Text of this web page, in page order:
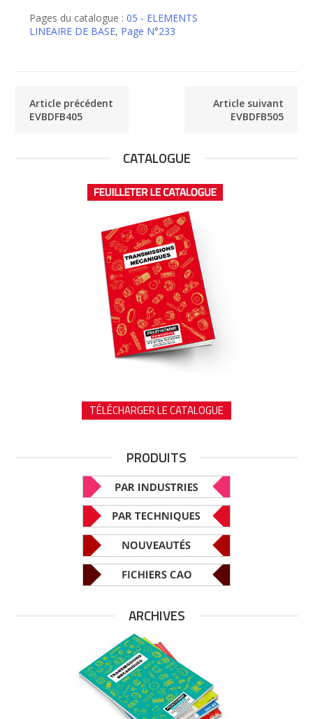
Pages du catalogue :05 - ELEMENTS
LINEAIRE DE BASE, Page N°233
Article précédent
EVBDFB405
Article suivant
EVBDFB505
CATALOGUE
TÉLÉCHARGER LE CATALOGUE
PRODUITS
ARCHIVES